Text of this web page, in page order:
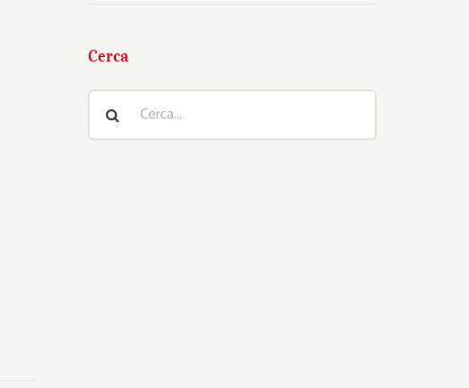
Cerca
Cerca
per: